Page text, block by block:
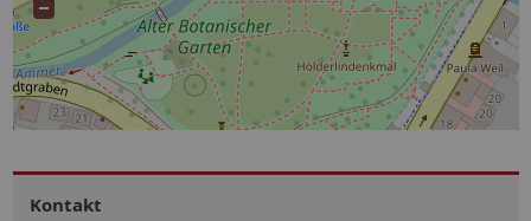
Kontakt